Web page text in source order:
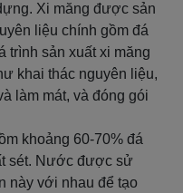
Xi măng được sản
liệu chính gồm đá
trình sản xuất xi măng
khai thác nguyên liệu,
làm mát, và đóng gói
khoảng 60-70% đá
sét. Nước được sử
này với nhau để tạo